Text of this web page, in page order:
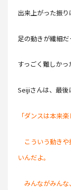
出来上がった振り
足の動きが繊細だ
すっごく難しかっ
Seijiさんは、最後
「ダンスは本来
こういう動きや
いんだよ。
みんながみんな